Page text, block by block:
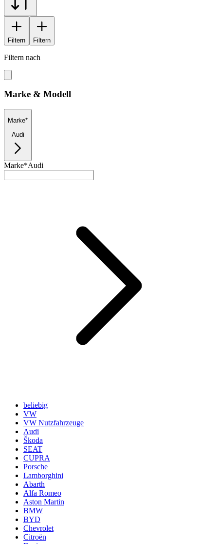
Filtern Filtern
Filtern nach
Marke & Modell
Marke*
Audi
Marke*Audi
beliebig
VW
VW Nutzfahrzeuge
Audi
Škoda
SEAT
CUPRA
Porsche
Lamborghini
Abarth
Alfa Romeo
Aston Martin
BMW
BYD
Chevrolet
Citroën